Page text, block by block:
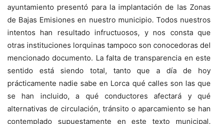
ayuntamiento presentó para la implantación de las Zonas
de Bajas Emisiones en nuestro municipio. Todos nuestros
intentos han resultado infructuosos, y nos consta que
otras instituciones lorquinas tampoco son conocedoras del
mencionado documento. La falta de transparencia en este
sentido está siendo total, tanto que a día de hoy
prácticamente nadie sabe en Lorca qué calles son las que
se han incluido, a qué conductores afectará y qué
alternativas de circulación, tránsito o aparcamiento se han
contemplado supuestamente en este texto municipal.